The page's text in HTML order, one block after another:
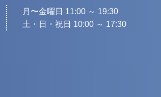
月〜金曜日 11:00 ～ 19:30
土・日・祝日 10:00 ～ 17:30